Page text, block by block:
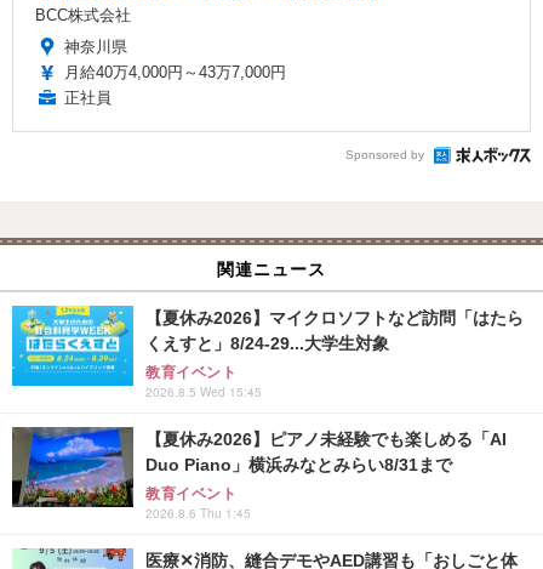
BCC株式会社
神奈川県
月給40万4,000円～43万7,000円
正社員
Sponsored by
関連ニュース
【夏休み2026】マイクロソフトなど訪問「はたら
くえすと」8/24-29...大学生対象
教育イベント
2026.8.5 Wed 15:45
【夏休み2026】ピアノ未経験でも楽しめる「AI
Duo Piano」横浜みなとみらい8/31まで
教育イベント
2026.8.6 Thu 1:45
医療✕消防、縫合デモやAED講習も「おしごと体